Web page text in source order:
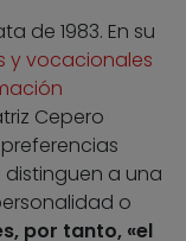
de 1983. En su
y vocacionales
Cepero
a una
o
por tanto, «el